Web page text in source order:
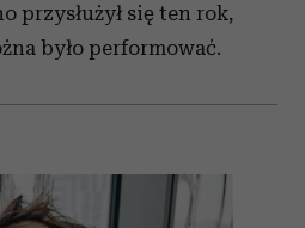
przysłużył się ten rok,
było performować.